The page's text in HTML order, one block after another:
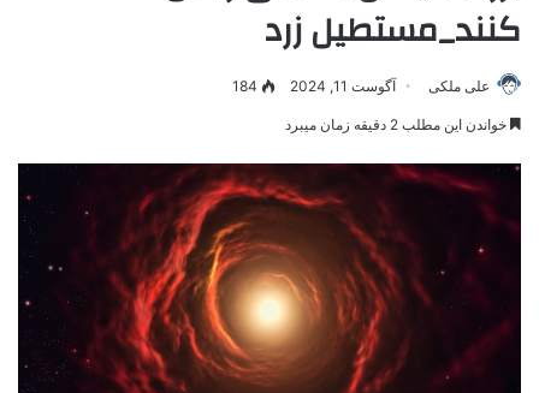
کنند_مستطیل زرد
علی ملکی آگوست 11, 2024 184
خواندن این مطلب 2 دقیقه زمان میبرد